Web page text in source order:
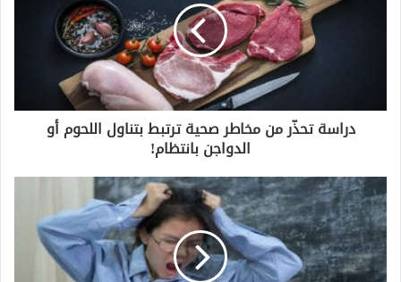
دراسة تحذّر من مخاطر صحية ترتبط بتناول اللحوم أو
الدواجن بانتظام!